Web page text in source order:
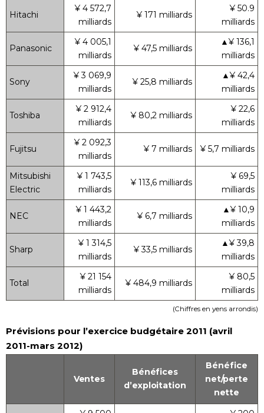
Hitachi
¥ 4 572,7
milliards
¥ 171 milliards
¥ 50.9
milliards
Panasonic
¥ 4 005,1
milliards
¥ 47,5 milliards
▲¥ 136,1
milliards
Sony
¥ 3 069,9
milliards
¥ 25,8 milliards
▲¥ 42,4
milliards
Toshiba
¥ 2 912,4
milliards
¥ 80,2 milliards
¥ 22,6
milliards
Fujitsu
¥ 2 092,3
milliards
¥ 7 milliards ¥ 5,7 milliards
Mitsubishi
Electric
¥ 1 743,5
milliards
¥ 113,6 milliards
¥ 69,5
milliards
NEC
¥ 1 443,2
milliards
¥ 6,7 milliards
▲¥ 10,9
milliards
Sharp
¥ 1 314,5
milliards
¥ 33,5 milliards
▲¥ 39,8
milliards
Total
¥ 21 154
milliards
¥ 484,9 milliards
¥ 80,5
milliards
(Chiffres en yens arrondis)
Prévisions pour l’exercice budgétaire 2011 (avril
2011-mars 2012)
Ventes
Bénéfices
d’exploitation
Bénéfice
net/perte
nette